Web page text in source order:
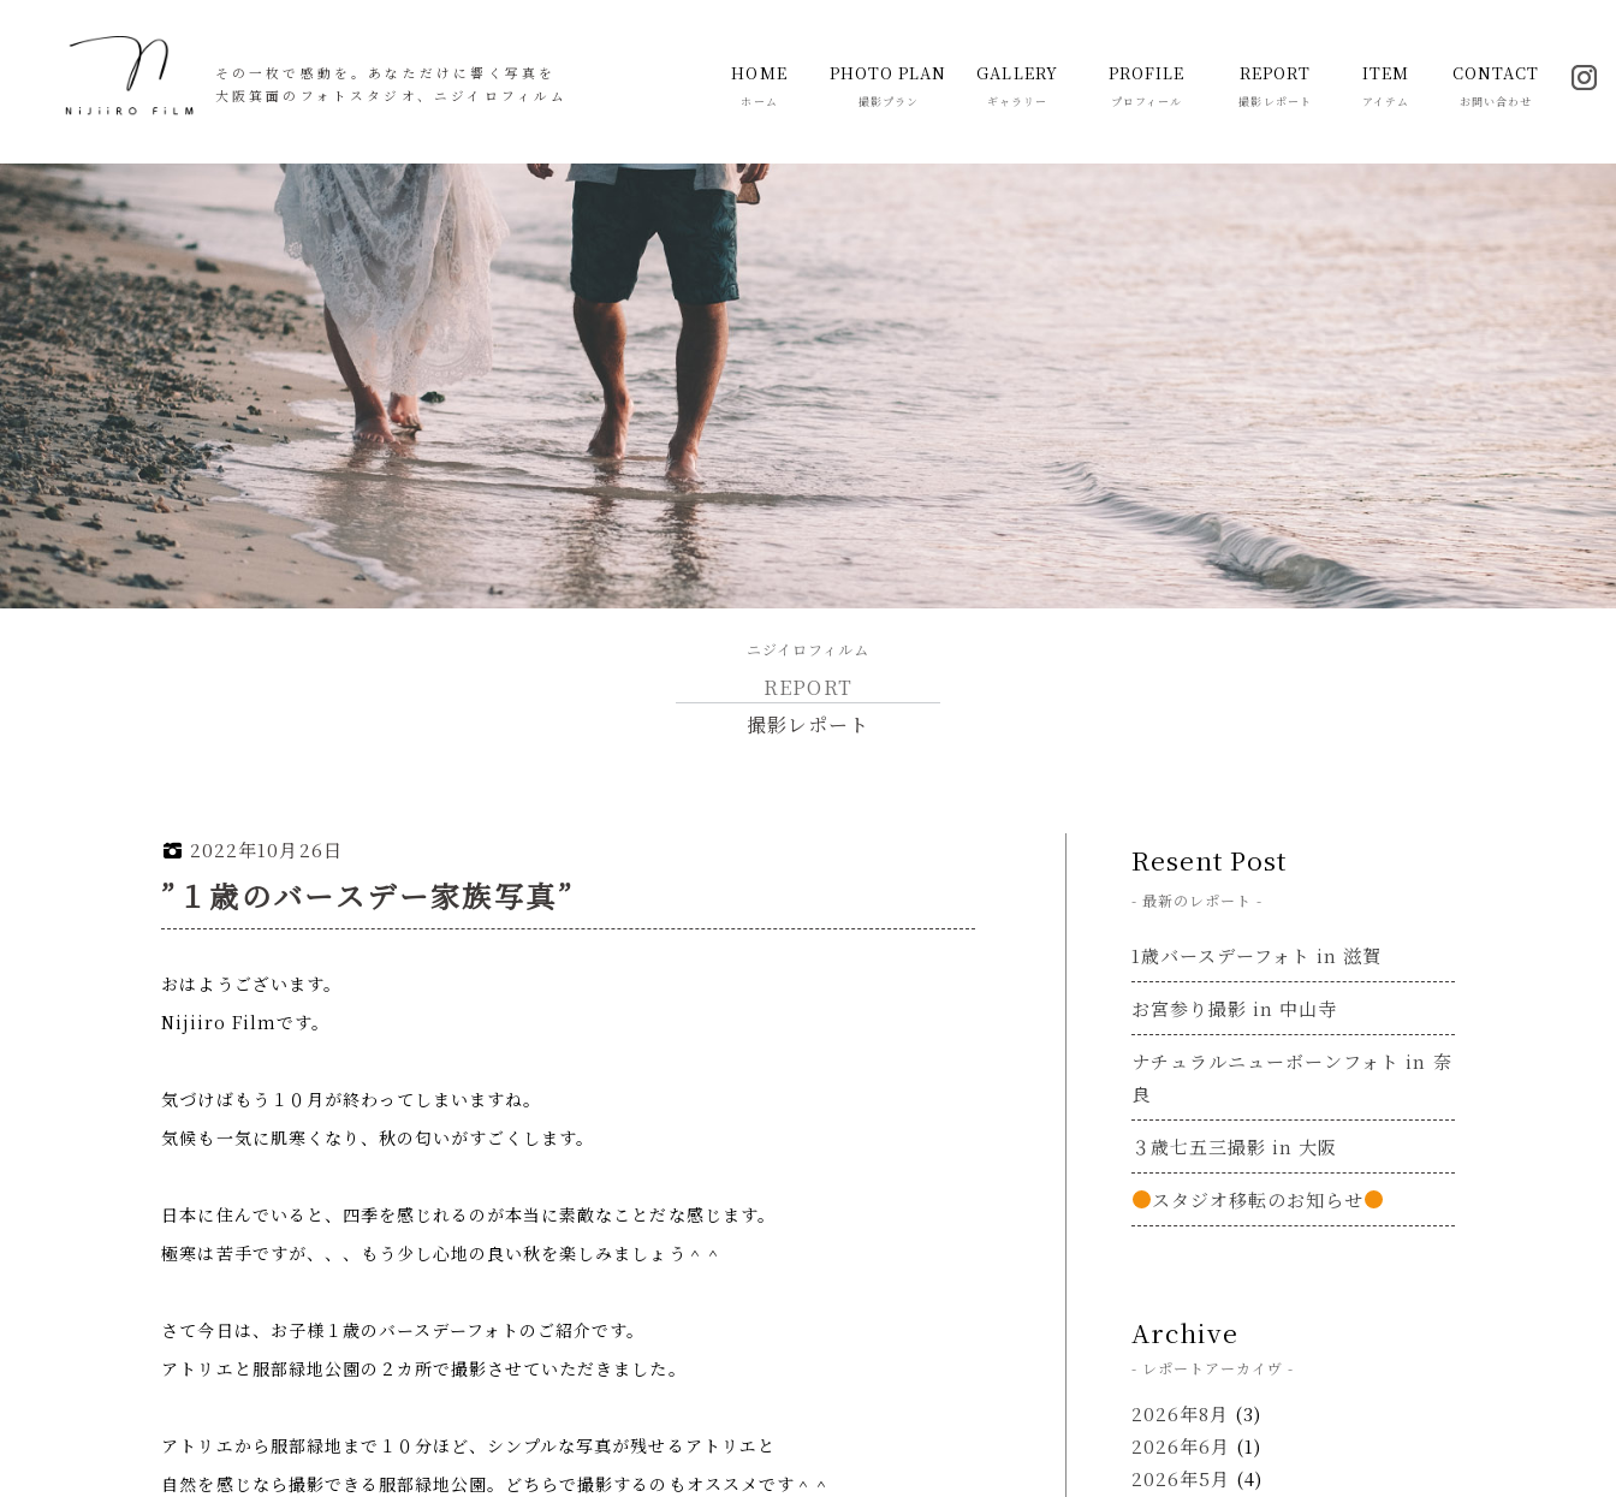
HOME
ホーム
PHOTO PLAN
撮影プラン
GALLERY
ギャラリー
PROFILE
プロフィール
REPORT
撮影レポート
ITEM
アイテム
CONTACT
お問い合わせ
その一枚で感動を。あなただけに響く写真を
大阪箕面のフォトスタジオ、ニジイロフィルム
ニジイロフィルム
REPORT
撮影レポート
2022年10月26日
”１歳のバースデー家族写真”
おはようございます。
Nijiiro Filmです。
気づけばもう１０月が終わってしまいますね。
気候も一気に肌寒くなり、秋の匂いがすごくします。
日本に住んでいると、四季を感じれるのが本当に素敵なことだな感じます。
極寒は苦手ですが、、、もう少し心地の良い秋を楽しみましょう＾＾
さて今日は、お子様１歳のバースデーフォトのご紹介です。
アトリエと服部緑地公園の２カ所で撮影させていただきました。
アトリエから服部緑地まで１０分ほど、シンプルな写真が残せるアトリエと
自然を感じなら撮影できる服部緑地公園。どちらで撮影するのもオススメです＾＾
Resent Post
- 最新のレポート -
1歳バースデーフォト in 滋賀
お宮参り撮影 in 中山寺
ナチュラルニューボーンフォト in 奈
良
３歳七五三撮影 in 大阪
スタジオ移転のお知らせ
Archive
- レポートアーカイヴ -
2026年8月 (3)
2026年6月 (1)
2026年5月 (4)